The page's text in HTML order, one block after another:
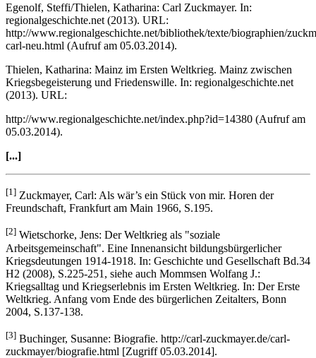
Egenolf, Steffi/Thielen, Katharina: Carl Zuckmayer. In:
regionalgeschichte.net (2013). URL:
http://www.regionalgeschichte.net/bibliothek/texte/biographien/
carl-neu.html (Aufruf am 05.03.2014).
Thielen, Katharina: Mainz im Ersten Weltkrieg. Mainz zwischen
Kriegsbegeisterung und Friedenswille. In: regionalgeschichte.net
(2013). URL:
http://www.regionalgeschichte.net/index.php?id=14380 (Aufruf am
05.03.2014).
[...]
[1] Zuckmayer, Carl: Als wär’s ein Stück von mir. Horen der
Freundschaft, Frankfurt am Main 1966, S.195.
[2] Wietschorke, Jens: Der Weltkrieg als "soziale
Arbeitsgemeinschaft". Eine Innenansicht bildungsbürgerlicher
Kriegsdeutungen 1914-1918. In: Geschichte und Gesellschaft Bd.34
H2 (2008), S.225-251, siehe auch Mommsen Wolfang J.:
Kriegsalltag und Kriegserlebnis im Ersten Weltkrieg. In: Der Erste
Weltkrieg. Anfang vom Ende des bürgerlichen Zeitalters, Bonn
2004, S.137-138.
[3] Buchinger, Susanne: Biografie. http://carl-zuckmayer.de/carl-
zuckmayer/biografie.html [Zugriff 05.03.2014].